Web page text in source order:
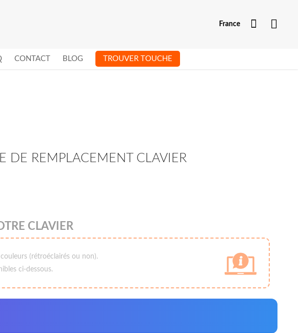
France
Mon
CONTACT BLOG TROUVER TOUCHE
DE REMPLACEMENT CLAVIER
CLAVIER
(rétroéclairés ou non).
ci-dessous.